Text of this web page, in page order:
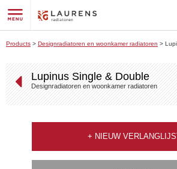
Products > Designradiatoren en woonkamer radiatoren >
Lupinus Single & Double
Designradiatoren en woonkamer radiatoren
+ NIEUW